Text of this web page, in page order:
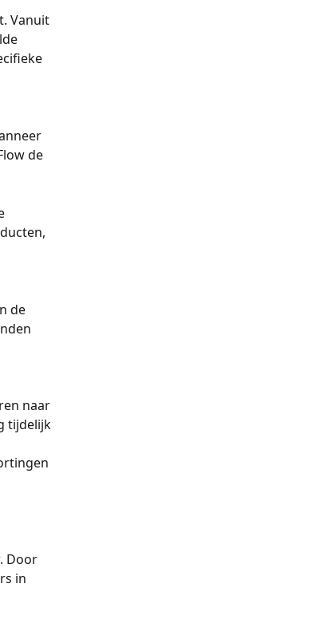
Vanuit
de
de
naar
tijdelijk
Door
in